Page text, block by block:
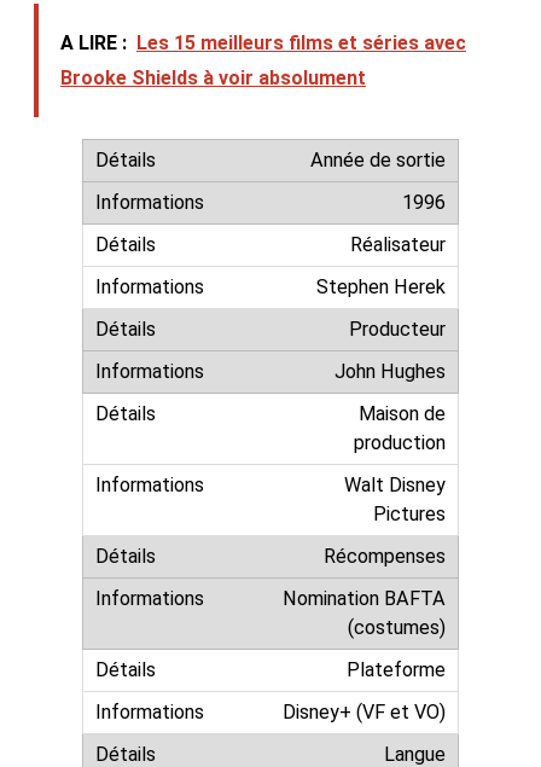
A LIRE : Les 15 meilleurs films et séries avec
Brooke Shields à voir absolument
Année de sortie
1996
Réalisateur
Stephen Herek
Producteur
John Hughes
Maison de
production
Walt Disney
Pictures
Récompenses
Nomination BAFTA
(costumes)
Plateforme
Disney+ (VF et VO)
Langue